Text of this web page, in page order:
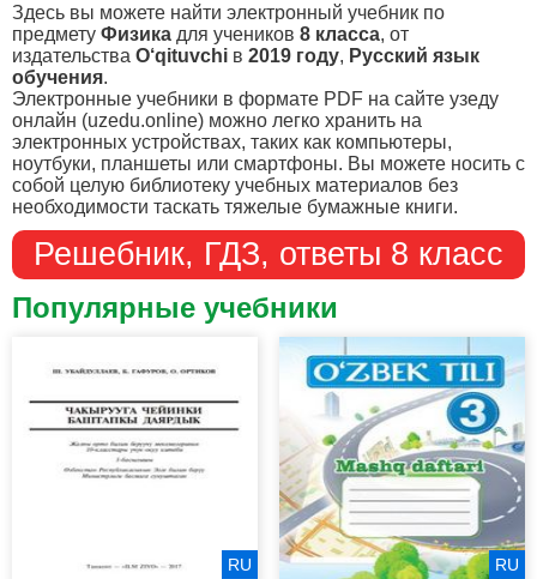
Здесь вы можете найти электронный учебник по
предмету Физика для учеников 8 класса, от
издательства O‘qituvchi в 2019 году, Русский язык
обучения.
Электронные учебники в формате PDF на сайте узеду
онлайн (uzedu.online) можно легко хранить на
электронных устройствах, таких как компьютеры,
ноутбуки, планшеты или смартфоны. Вы можете носить с
собой целую библиотеку учебных материалов без
необходимости таскать тяжелые бумажные книги.
Решебник, ГДЗ, ответы 8 класс
Популярные учебники
RU RU